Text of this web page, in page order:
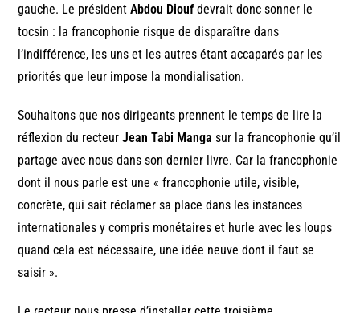
gauche. Le présidentAbdou Diouf devrait donc sonner le
tocsin : la francophonie risque de disparaître dans
l’indifférence, les uns et les autres étant accaparés par les
priorités que leur impose la mondialisation.
Souhaitons que nos dirigeants prennent le temps de lire la
réflexion du recteur Jean Tabi Manga sur la francophonie qu’il
partage avec nous dans son dernier livre. Car la francophonie
dont il nous parle est une « francophonie utile, visible,
concrète, qui sait réclamer sa place dans les instances
internationales y compris monétaires et hurle avec les loups
quand cela est nécessaire, une idée neuve dont il faut se
saisir ».